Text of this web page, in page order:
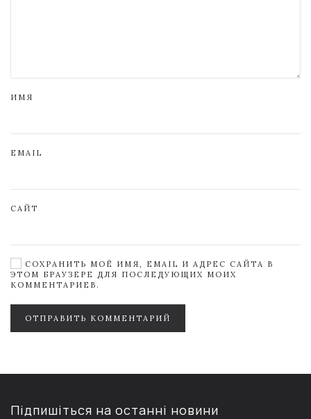
ИМЯ
EMAIL
САЙТ
СОХРАНИТЬ МОЁ ИМЯ, EMAIL И АДРЕС САЙТА В
ЭТОМ БРАУЗЕРЕ ДЛЯ ПОСЛЕДУЮЩИХ МОИХ
КОММЕНТАРИЕВ.
ОТПРАВИТЬ КОММЕНТАРИЙ
Підпишіться на останні новини